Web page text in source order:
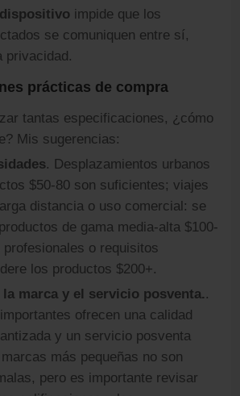
impide que los
se comuniquen entre sí,
privacidad.
prácticas de compra
tantas especificaciones, ¿cómo
Mis sugerencias:
. Desplazamientos urbanos
$50-80 son suficientes; viajes
distancia o uso comercial: se
de gama media-alta $100-
o requisitos
los productos $200+.
la marca y el servicio posventa. .
ofrecen una calidad
y un servicio posventa
más pequeñas no son
pero es importante revisar